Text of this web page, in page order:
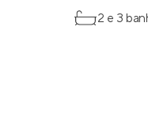
2 e 3